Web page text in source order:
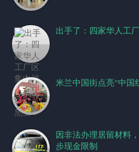
出手了：四家华人工
米兰中国街点亮“中国
因非法办理居留材料
步现金限制